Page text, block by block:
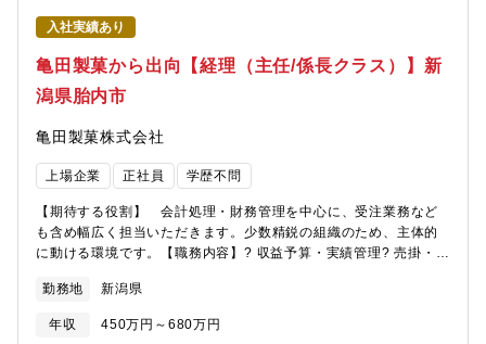
入社実績あり
亀田製菓から出向【経理（主任/係長クラス）】新
潟県胎内市
亀田製菓株式会社
上場企業 正社員 学歴不問
【期待する役割】 会計処理・財務管理を中心に、受注業務など
も含め幅広く担当いただきます。少数精鋭の組織のため、主体的
に動ける環境です。【職務内容】? 収益予算・実績管理? 売掛・買
理実務? 受注受付・出荷手配業務? その他、一般事務・庶務業務
【組織構成】 管理部は少人数の体制で、経理・総務・人事など
を横断して業務を担当しています。風通しが良く、役職や年齢に
勤務地 新潟県
年収 450万円～680万円